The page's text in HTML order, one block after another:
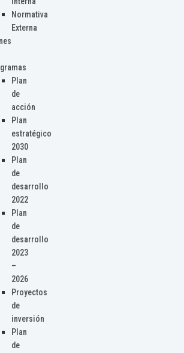
Normativa
Externa
Plan
de
acción
Plan
estratégico
2030
Plan
de
desarrollo
2022
Plan
de
desarrollo
2023
–
2026
Proyectos
de
inversión
Plan
de